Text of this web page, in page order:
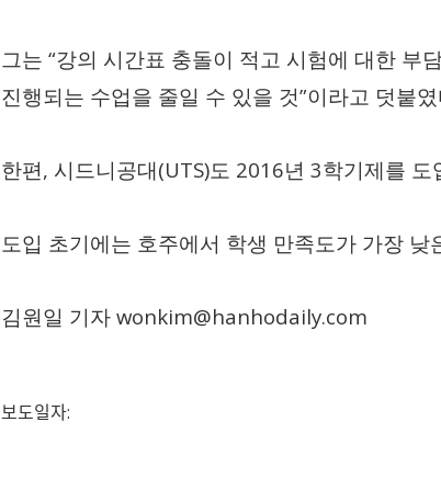
그는 “강의 시간표 충돌이 적고 시험에 대한 부
진행되는 수업을 줄일 수 있을 것”이라고 덧붙
한편 , 시드니공대 (UTS)도 2016년 3학기제를 도
도입 초기에는 호주에서 학생 만족도가 가장
김원일 기자 wonkim@hanhodaily.com
보도일자: